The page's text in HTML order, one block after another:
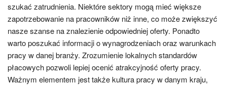
szukać zatrudnienia. Niektóre sektory mogą mieć większe
zapotrzebowanie na pracowników niż inne, co może zwiększyć
nasze szanse na znalezienie odpowiedniej oferty. Ponadto
warto poszukać informacji o wynagrodzeniach oraz warunkach
pracy w danej branży. Zrozumienie lokalnych standardów
płacowych pozwoli lepiej ocenić atrakcyjność oferty pracy.
Ważnym elementem jest także kultura pracy w danym kraju,